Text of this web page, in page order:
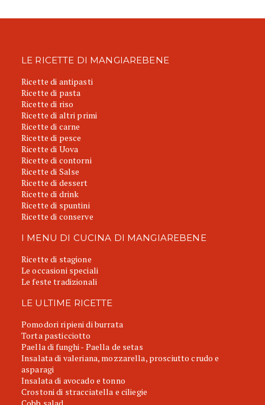
LE RICETTE DI MANGIAREBENE
Ricette di antipasti
Ricette di pasta
Ricette di riso
Ricette di altri primi
Ricette di carne
Ricette di pesce
Ricette di Uova
Ricette di contorni
Ricette di Salse
Ricette di dessert
Ricette di drink
Ricette di spuntini
Ricette di conserve
I MENU DI CUCINA DI MANGIAREBENE
Ricette di stagione
Le occasioni speciali
Le feste tradizionali
LE ULTIME RICETTE
Pomodori ripieni di burrata
Torta pasticciotto
Paella di funghi - Paella de setas
Insalata di valeriana, mozzarella, prosciutto crudo e
asparagi
Insalata di avocado e tonno
Crostoni di stracciatella e ciliegie